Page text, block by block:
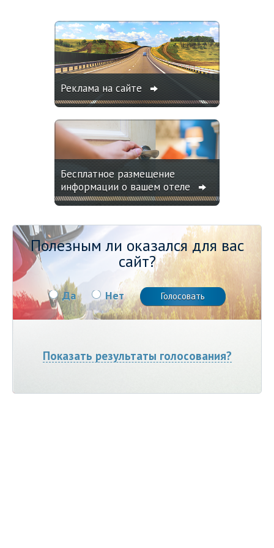
Реклама на сайте
Бесплатное размещение
информации о вашем отеле
Полезным ли оказался для вас
сайт?
Да Нет
Показать результаты голосования?